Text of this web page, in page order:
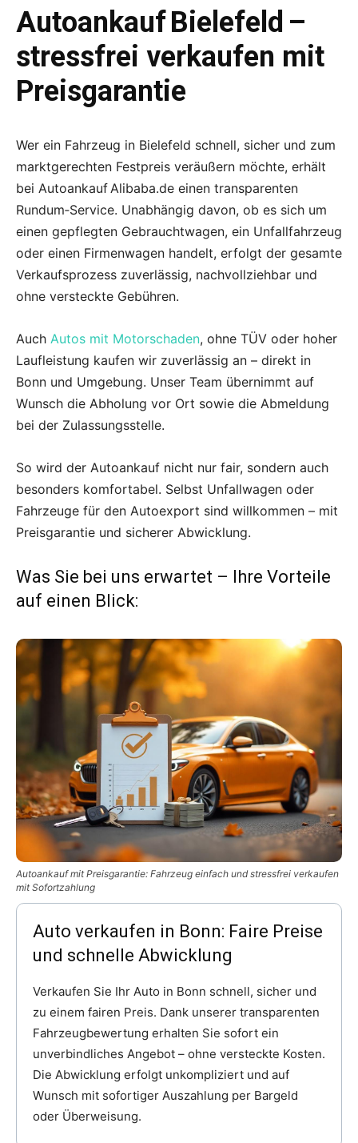
Autoankauf Bielefeld –
stressfrei verkaufen mit
Preisgarantie
Wer ein Fahrzeug in Bielefeld schnell, sicher und zum
marktgerechten Festpreis veräußern möchte, erhält
bei Autoankauf Alibaba.de einen transparenten
Rundum‑Service. Unabhängig davon, ob es sich um
einen gepflegten Gebrauchtwagen, ein Unfallfahrzeug
oder einen Firmenwagen handelt, erfolgt der gesamte
Verkaufsprozess zuverlässig, nachvollziehbar und
ohne versteckte Gebühren.
Auch Autos mit Motorschaden, ohne TÜV oder hoher
Laufleistung kaufen wir zuverlässig an – direkt in
Bonn und Umgebung. Unser Team übernimmt auf
Wunsch die Abholung vor Ort sowie die Abmeldung
bei der Zulassungsstelle.
So wird der Autoankauf nicht nur fair, sondern auch
besonders komfortabel. Selbst Unfallwagen oder
Fahrzeuge für den Autoexport sind willkommen – mit
Preisgarantie und sicherer Abwicklung.
Was Sie bei uns erwartet – Ihre Vorteile
auf einen Blick:
Autoankauf mit Preisgarantie: Fahrzeug einfach und stressfrei verkaufen
mit Sofortzahlung
Auto verkaufen in Bonn: Faire Preise
und schnelle Abwicklung
Verkaufen Sie Ihr Auto in Bonn schnell, sicher und
zu einem fairen Preis. Dank unserer transparenten
Fahrzeugbewertung erhalten Sie sofort ein
unverbindliches Angebot – ohne versteckte Kosten.
Die Abwicklung erfolgt unkompliziert und auf
Wunsch mit sofortiger Auszahlung per Bargeld
oder Überweisung.